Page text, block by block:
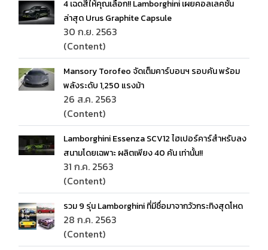
4 เฉดสีให้คุณเลือก!! Lamborghini เผยคอลเลคชั่น
ล่าสุด Urus Graphite Capsule
30 ก.ย. 2563
(Content)
Mansory Torofeo จัดเต็มคาร์บอนฯ รอบคัน พร้อม
พลังระดับ 1,250 แรงม้า
26 ส.ค. 2563
(Content)
Lamborghini Essenza SCV12 ไฮเปอร์คาร์สำหรับลง
สนามโดยเฉพาะ ผลิตเพียง 40 คัน เท่านั้น!!
31 ก.ค. 2563
(Content)
รวม 9 รุ่น Lamborghini ที่มีชื่อมาจากวัวกระทิงสุดโหด
28 ก.ค. 2563
(Content)